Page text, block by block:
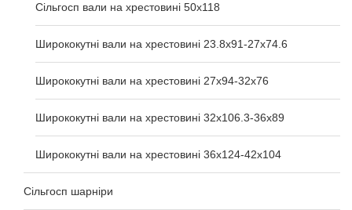
Сільгосп вали на хрестовині 50x118
Ширококутні вали на хрестовині 23.8х91-27х74.6
Ширококутні вали на хрестовині 27х94-32х76
Ширококутні вали на хрестовині 32х106.3-36х89
Ширококутні вали на хрестовині 36х124-42х104
Сільгосп шарніри